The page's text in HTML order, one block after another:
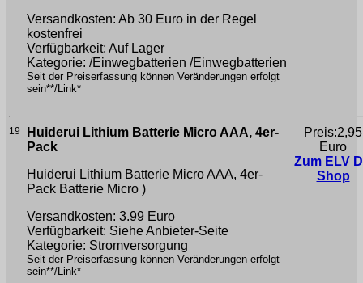
Versandkosten: Ab 30 Euro in der Regel
kostenfrei
Verfügbarkeit: Auf Lager
Kategorie: /Einwegbatterien /Einwegbatterien
Seit der Preiserfassung können Veränderungen erfolgt
sein**/Link*
19
Huiderui Lithium Batterie Micro AAA, 4er-
Pack
Huiderui Lithium Batterie Micro AAA, 4er-
Pack Batterie Micro )
Versandkosten: 3.99 Euro
Verfügbarkeit: Siehe Anbieter-Seite
Kategorie: Stromversorgung
Seit der Preiserfassung können Veränderungen erfolgt
sein**/Link*
Preis:2,95
Euro
Zum ELV
Shop